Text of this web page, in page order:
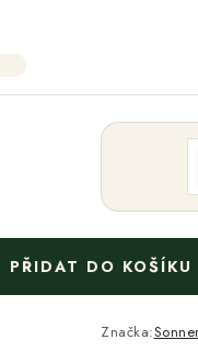
PŘIDAT DO KOŠÍKU
Značka: